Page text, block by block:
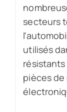
secteurs
utilisés
résistants
pièces de